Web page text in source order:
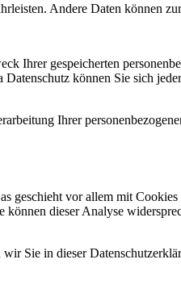
Andere Daten können
Ihrer gespeicherten
können Sie sich
Ihrer
geschieht vor allem mit
dieser Analyse
Sie in dieser